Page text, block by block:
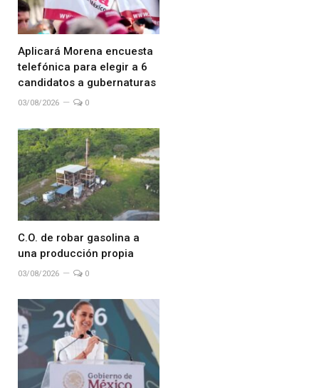
Aplicará Morena encuesta
telefónica para elegir a 6
candidatos a gubernaturas
03/08/2026 0
C.O. de robar gasolina a
una producción propia
03/08/2026 0